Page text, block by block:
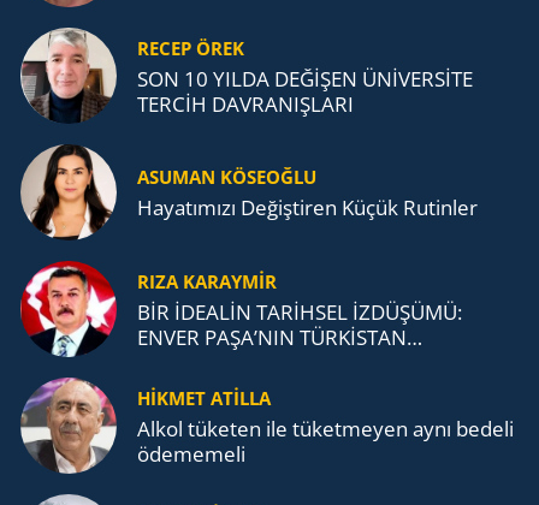
RECEP ÖREK
SON 10 YILDA DEĞİŞEN ÜNİVERSİTE
TERCİH DAVRANIŞLARI
ASUMAN KÖSEOĞLU
Ha­ya­tı­mı­zı De­ğiş­ti­ren Küçük Ru­tin­ler
RIZA KARAYMIR
BİR İDEALİN TARİHSEL İZDÜŞÜMÜ:
ENVER PAŞA’NIN TÜRKİSTAN
TEŞKİLATI’NA UZANAN MİRASI
HİKMET ATİLLA
Alkol tü­ke­ten ile tü­ket­me­yen aynı be­de­li
öde­me­me­li